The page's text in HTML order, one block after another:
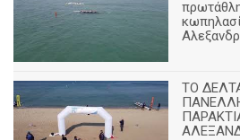
ΤΟ